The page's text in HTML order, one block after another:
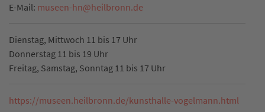
E-Mail: museen-hn@heilbronn.de
Dienstag, Mittwoch 11 bis 17 Uhr
Donnerstag 11 bis 19 Uhr
Freitag, Samstag, Sonntag 11 bis 17 Uhr
https://museen.heilbronn.de/kunsthalle-vogelmann.html